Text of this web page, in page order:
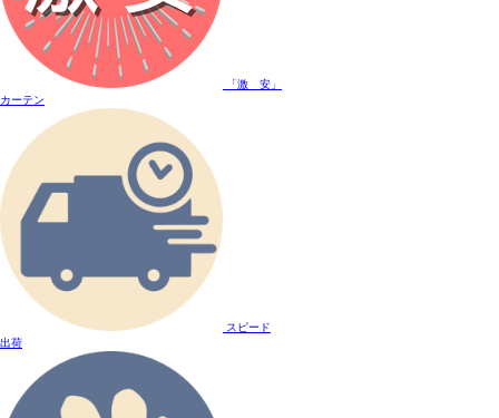
「激 安」
カーテン
スピード
出荷